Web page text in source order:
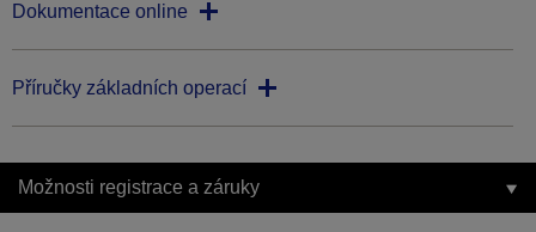
Dokumentace online
Příručky základních operací
Možnosti registrace a záruky